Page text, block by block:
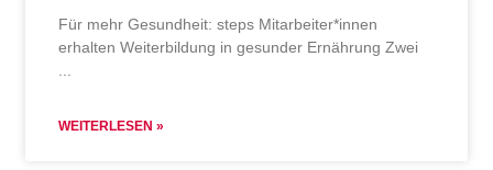
Für mehr Gesundheit: steps Mitarbeiter*innen
erhalten Weiterbildung in gesunder Ernährung Zwei
WEITERLESEN »